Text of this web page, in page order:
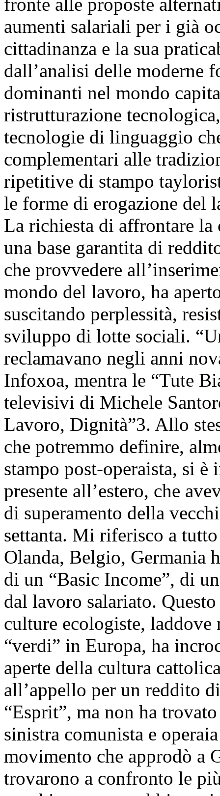
aumenti salariali per i già
cittadinanza e la sua
dall’analisi delle moderne
dominanti nel mondo
ristrutturazione
tecnologie di linguaggio
complementari alle
ripetitive di stampo
le forme di erogazione del
La richiesta di affrontare la
una base garantita di
che provvedere
mondo del lavoro, ha
suscitando perplessità,
sviluppo di lotte sociali.
reclamavano negli anni
Infoxoa, mentra le “Tute
televisivi di Michele
Lavoro, Dignità”3. Allo
che potremmo definire,
stampo post-operaista, si
presente all’estero, che
di superamento della
settanta. Mi riferisco a
Olanda, Belgio, Germania
di un “Basic Income”, di
dal lavoro salariato.
culture ecologiste,
“verdi” in Europa, ha
aperte della cultura
all’appello per un reddito
“Esprit”, ma non ha
sinistra comunista e
movimento che approdò a
trovarono a confronto le